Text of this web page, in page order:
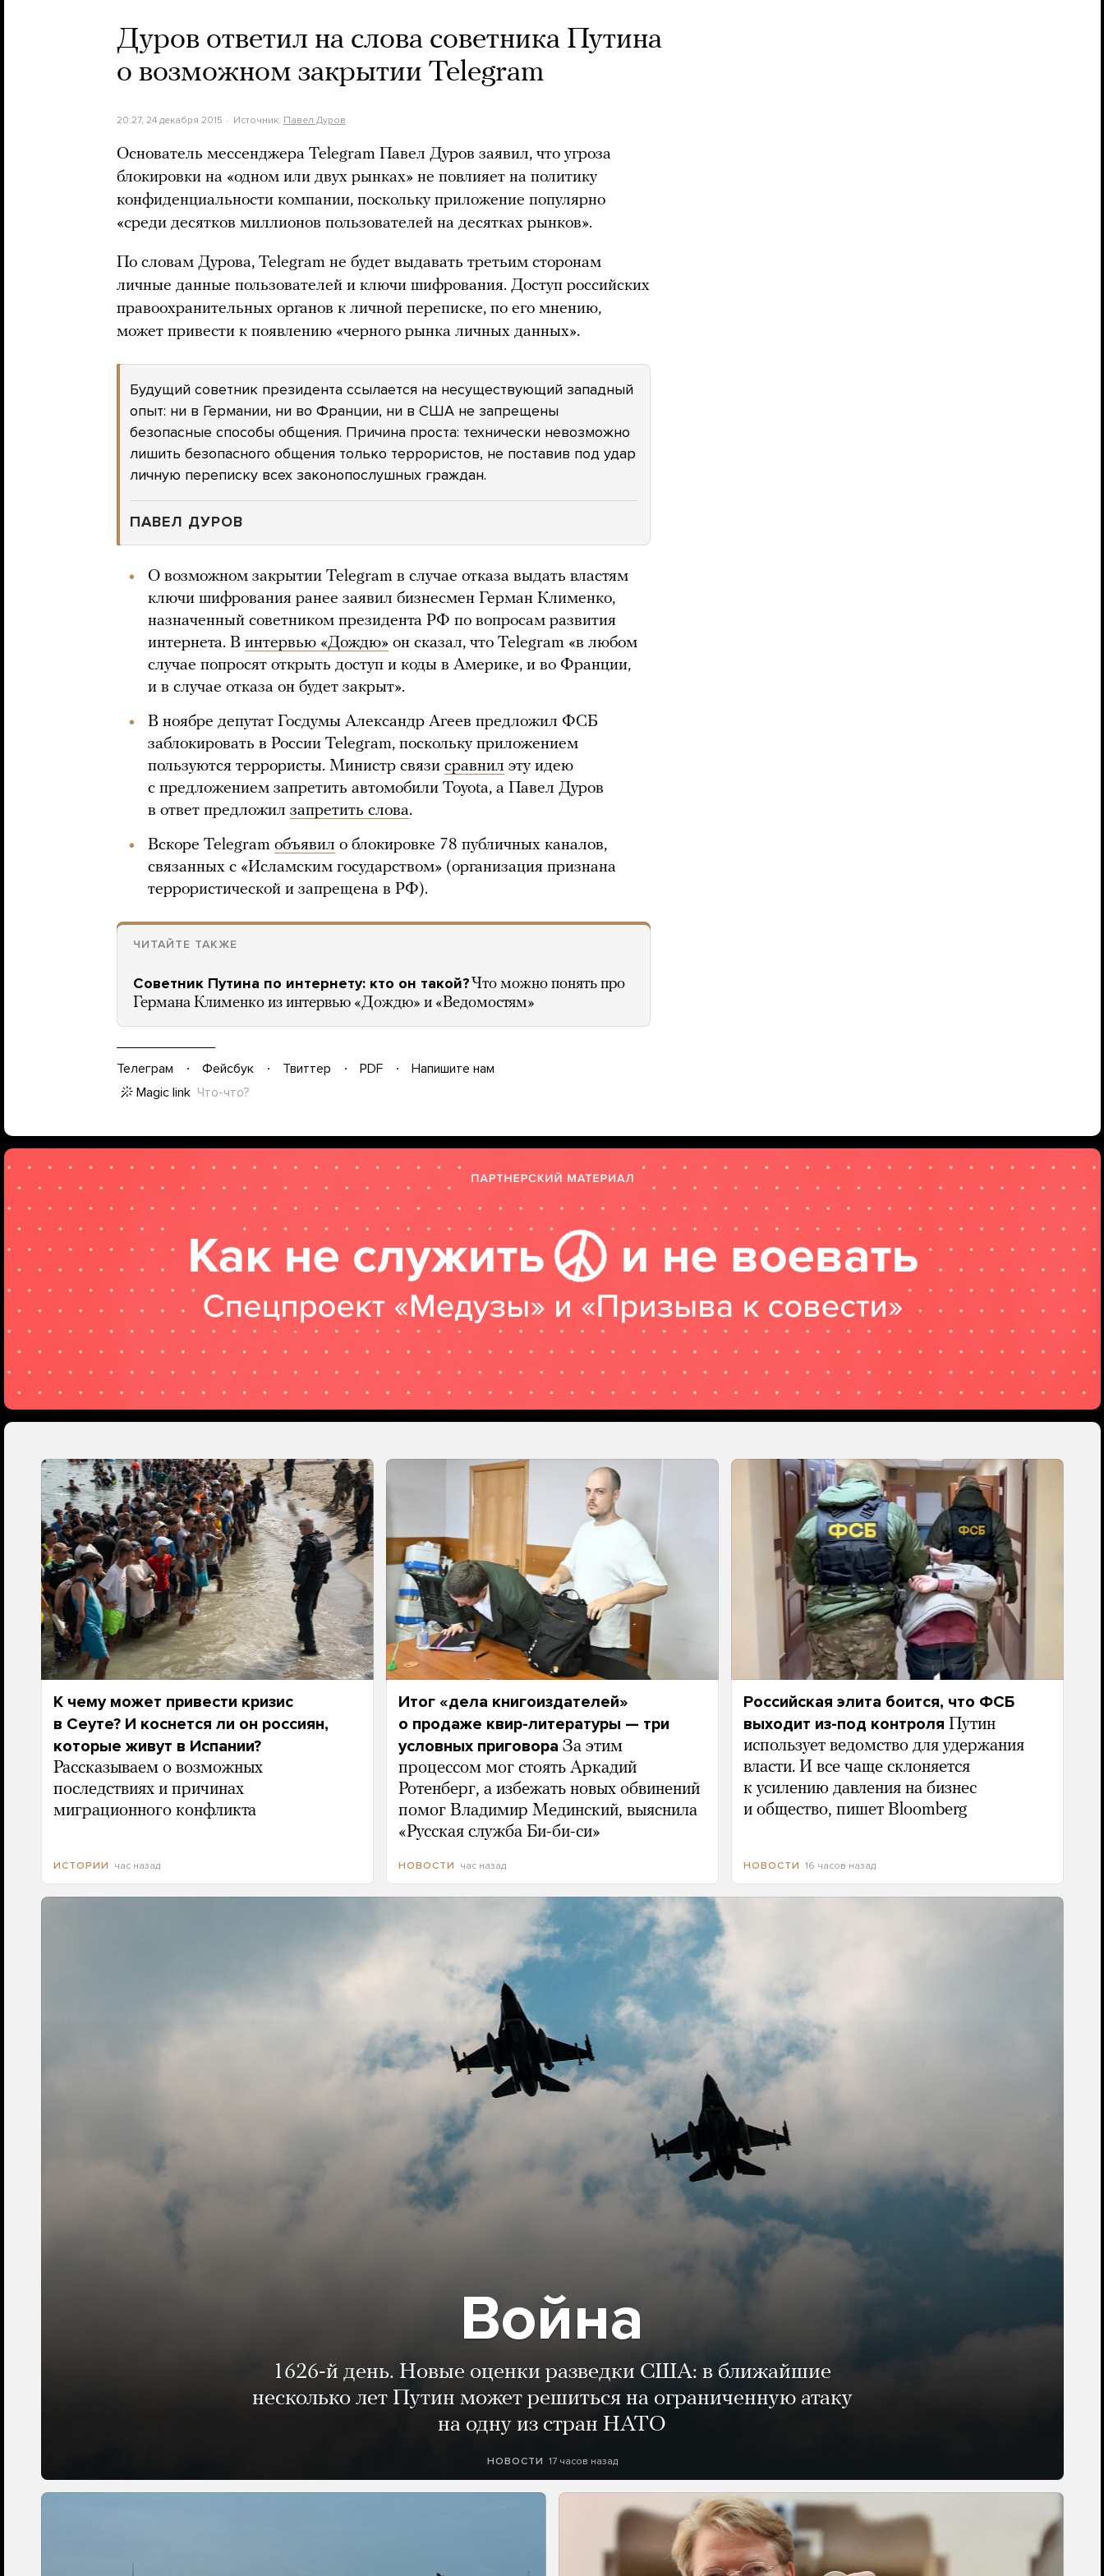
Дуров ответил на слова советника Путина
о возможном закрытии Telegram
20:27, 24 декабря 2015 Источник: Павел Дуров
Основатель мессенджера Telegram Павел Дуров заявил, что угроза
блокировки на «одном или двух рынках» не повлияет на политику
конфиденциальности компании, поскольку приложение популярно
«среди десятков миллионов пользователей на десятках рынков».
По словам Дурова, Telegram не будет выдавать третьим сторонам
личные данные пользователей и ключи шифрования. Доступ российских
правоохранительных органов к личной переписке, по его мнению,
может привести к появлению «черного рынка личных данных».
Будущий советник президента ссылается на несуществующий западный
опыт: ни в Германии, ни во Франции, ни в США не запрещены
безопасные способы общения. Причина проста: технически невозможно
лишить безопасного общения только террористов, не поставив под удар
личную переписку всех законопослушных граждан.
ПАВЕЛ ДУРОВ
О возможном закрытии Telegram в случае отказа выдать властям
ключи шифрования ранее заявил бизнесмен Герман Клименко,
назначенный советником президента РФ по вопросам развития
интернета. В интервью «Дождю» он сказал, что Telegram «в любом
случае попросят открыть доступ и коды в Америке, и во Франции,
и в случае отказа он будет закрыт».
В ноябре депутат Госдумы Александр Агеев предложил ФСБ
заблокировать в России Telegram, поскольку приложением
пользуются террористы. Министр связи сравнил эту идею
с предложением запретить автомобили Toyota, а Павел Дуров
в ответ предложил запретить слова.
Вскоре Telegram объявил о блокировке 78 публичных каналов,
связанных с «Исламским государством» (организация признана
террористической и запрещена в РФ).
ЧИТАЙТЕ ТАКЖЕ
Советник Путина по интернету: кто он такой? Что можно понять про
Германа Клименко из интервью «Дождю» и «Ведомостям»
Телеграм Фейсбук Твиттер PDF
Напишите нам
Magic link Что-что?
К чему может привести кризис
в Сеуте? И коснется ли он россиян,
которые живут в Испании?
Рассказываем о возможных
последствиях и причинах
миграционного конфликта
ИСТОРИИ час назад
Итог «дела книгоиздателей»
о продаже квир-литературы — три
условных приговора За этим
процессом мог стоять Аркадий
Ротенберг, а избежать новых обвинений
помог Владимир Мединский, выяснила
«Русская служба Би-би-си»
НОВОСТИ час назад
Российская элита боится, что ФСБ
выходит из-под контроля Путин
использует ведомство для удержания
власти. И все чаще склоняется
к усилению давления на бизнес
и общество, пишет Bloomberg
НОВОСТИ 16 часов назад
Война
1626-й день. Новые оценки разведки США: в ближайшие
несколько лет Путин может решиться на ограниченную атаку
на одну из стран НАТО
НОВОСТИ 17 часов назад